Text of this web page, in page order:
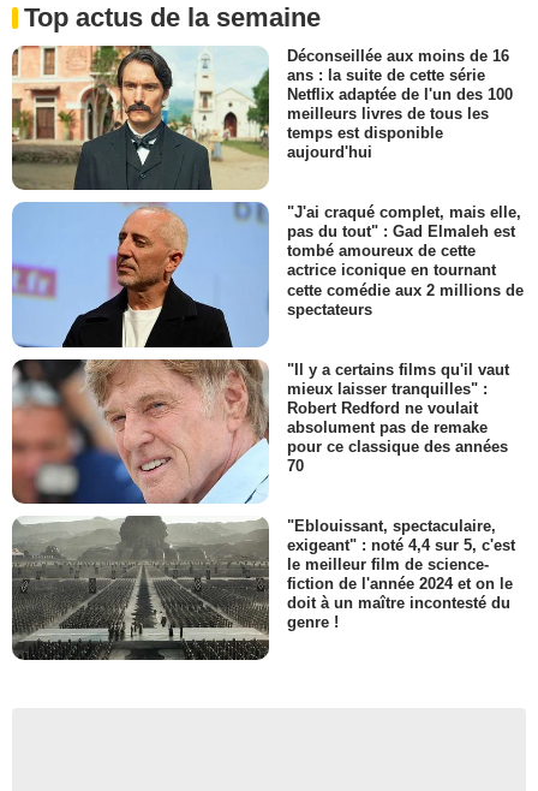
Top actus de la semaine
Déconseillée aux moins de 16
ans : la suite de cette série
Netflix adaptée de l'un des 100
meilleurs livres de tous les
temps est disponible
aujourd'hui
"J'ai craqué complet, mais elle,
pas du tout" : Gad Elmaleh est
tombé amoureux de cette
actrice iconique en tournant
cette comédie aux 2 millions de
spectateurs
"Il y a certains films qu'il vaut
mieux laisser tranquilles" :
Robert Redford ne voulait
absolument pas de remake
pour ce classique des années
70
"Eblouissant, spectaculaire,
exigeant" : noté 4,4 sur 5, c'est
le meilleur film de science-
fiction de l'année 2024 et on le
doit à un maître incontesté du
genre !